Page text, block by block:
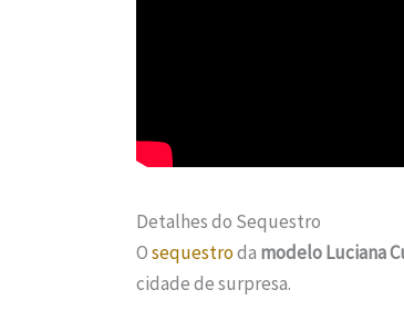
Detalhes do Sequestro
Osequestroda modelo Luciana
cidade de surpresa.